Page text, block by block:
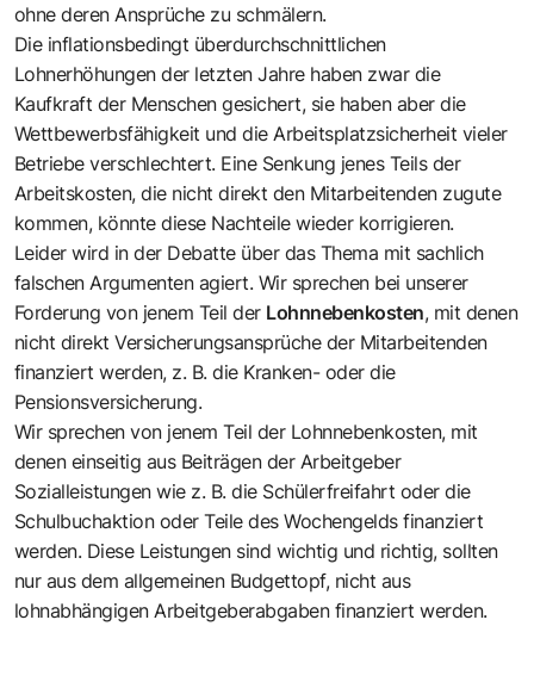
ohne deren Ansprüche zu schmälern.
Die inflationsbedingt überdurchschnittlichen
Lohnerhöhungen der letzten Jahre haben zwar die
Kaufkraft der Menschen gesichert, sie haben aber die
Wettbewerbsfähigkeit und die Arbeitsplatzsicherheit vieler
Betriebe verschlechtert. Eine Senkung jenes Teils der
Arbeitskosten, die nicht direkt den Mitarbeitenden zugute
kommen, könnte diese Nachteile wieder korrigieren.
Leider wird in der Debatte über das Thema mit sachlich
falschen Argumenten agiert. Wir sprechen bei unserer
Forderung von jenem Teil der Lohnnebenkosten, mit denen
nicht direkt Versicherungsansprüche der Mitarbeitenden
finanziert werden, z. B. die Kranken- oder die
Pensionsversicherung.
Wir sprechen von jenem Teil der Lohnnebenkosten, mit
denen einseitig aus Beiträgen der Arbeitgeber
Sozialleistungen wie z. B. die Schülerfreifahrt oder die
Schulbuchaktion oder Teile des Wochengelds finanziert
werden. Diese Leistungen sind wichtig und richtig, sollten
nur aus dem allgemeinen Budgettopf, nicht aus
lohnabhängigen Arbeitgeberabgaben finanziert werden.